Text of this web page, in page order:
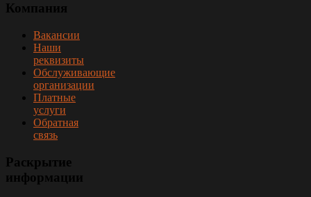
Компания
Вакансии
Наши
реквизиты
Обслуживающие
организации
Платные
услуги
Обратная
связь
Раскрытие
информации